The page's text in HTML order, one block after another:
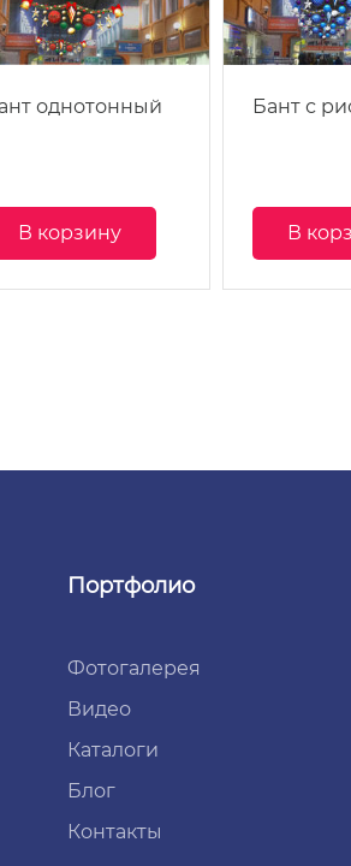
однотонный
В корзину
Бант с
В
Портфолио
Фотогалерея
Видео
Каталоги
Блог
Контакты